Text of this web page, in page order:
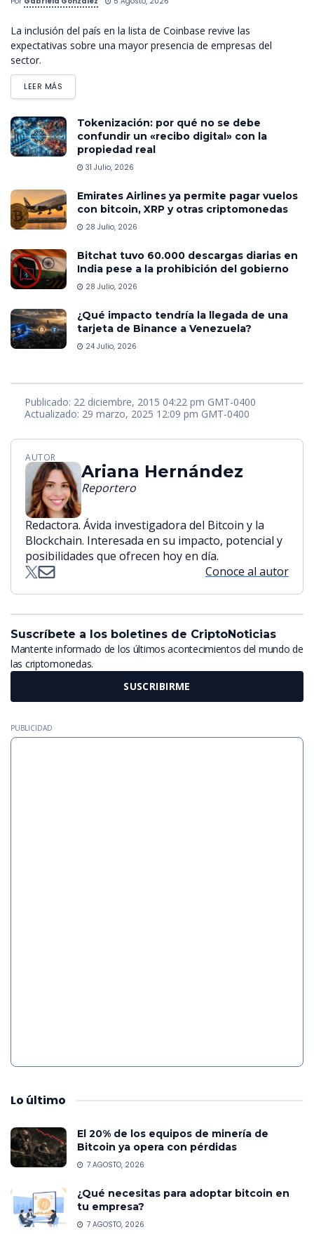
La inclusión del país en la lista de Coinbase revive las
expectativas sobre una mayor presencia de empresas del
sector.
LEER MÁS
Tokenización: por qué no se debe
confundir un «recibo digital» con la
propiedad real
31 Julio, 2026
Emirates Airlines ya permite pagar vuelos
con bitcoin, XRP y otras criptomonedas
28 Julio, 2026
Bitchat tuvo 60.000 descargas diarias en
India pese a la prohibición del gobierno
28 Julio, 2026
¿Qué impacto tendría la llegada de una
tarjeta de Binance a Venezuela?
24 Julio, 2026
Publicado: 22 diciembre, 2015 04:22 pm GMT-0400
Actualizado: 29 marzo, 2025 12:09 pm GMT-0400
AUTOR
Ariana Hernández
Reportero
Redactora. Ávida investigadora del Bitcoin y la
Blockchain. Interesada en su impacto, potencial y
posibilidades que ofrecen hoy en día.
Conoce al autor
Suscríbete a los boletines de CriptoNoticias
Mantente informado de los últimos acontecimientos del mundo de
las criptomonedas.
SUSCRIBIRME
PUBLICIDAD
Lo último
El 20% de los equipos de minería de
Bitcoin ya opera con pérdidas
7 AGOSTO, 2026
¿Qué necesitas para adoptar bitcoin en
tu empresa?
7 AGOSTO, 2026